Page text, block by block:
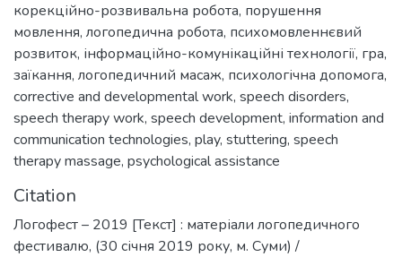
корекційно-розвивальна робота, порушення
мовлення, логопедична робота, психомовленнєвий
розвиток, інформаційно-комунікаційні технології, гра,
заїкання, логопедичний масаж, психологічна допомога,
corrective and developmental work, speech disorders,
speech therapy work, speech development, information and
communication technologies, play, stuttering, speech
therapy massage, psychological assistance
Citation
Логофест – 2019 [Текст] : матеріали логопедичного
фестивалю, (30 січня 2019 року, м. Суми) /